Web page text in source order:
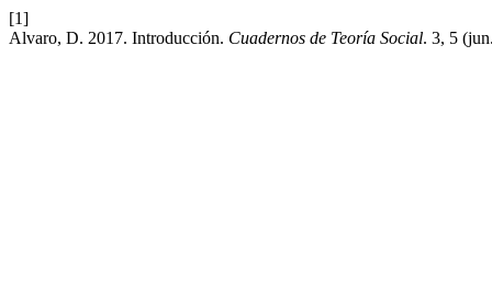
[1]
Alvaro, D. 2017. Introducción. Cuadernos de Teoría Social. 3, 5